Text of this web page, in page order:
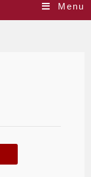
Menu